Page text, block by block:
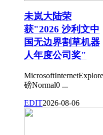
未岚大陆荣
获"2026 沙利文中
国无边界割草机器
人年度公司奖"
磅Normal0 ...
EDIT2026-08-06